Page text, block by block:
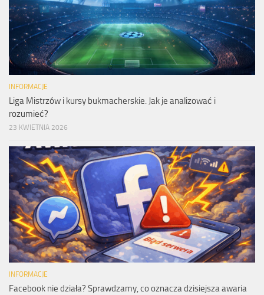
INFORMACJE
Liga Mistrzów i kursy bukmacherskie. Jak je analizować i
rozumieć?
23 KWIETNIA 2026
INFORMACJE
Facebook nie działa? Sprawdzamy, co oznacza dzisiejsza awaria